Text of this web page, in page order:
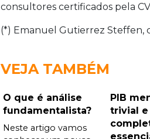
consultores certificados pela
(*) Emanuel Gutierrez Steffen,
VEJA TAMBÉM
O que é análise
fundamentalista?
Neste artigo vamos
PIB
trivial e